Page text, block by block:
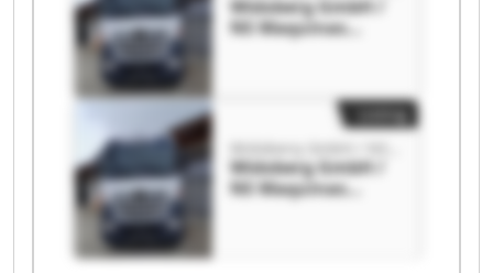
Widoberg GmbH /
NS Maquinas
Deutschland
NS Maquinas
Deutschland
Widoberg GmbH /
NS Maquinas
Deutschland